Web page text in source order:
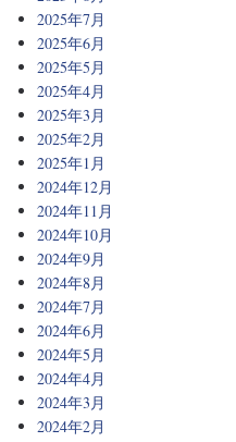
2025年7月
2025年6月
2025年5月
2025年4月
2025年3月
2025年2月
2025年1月
2024年12月
2024年11月
2024年10月
2024年9月
2024年8月
2024年7月
2024年6月
2024年5月
2024年4月
2024年3月
2024年2月